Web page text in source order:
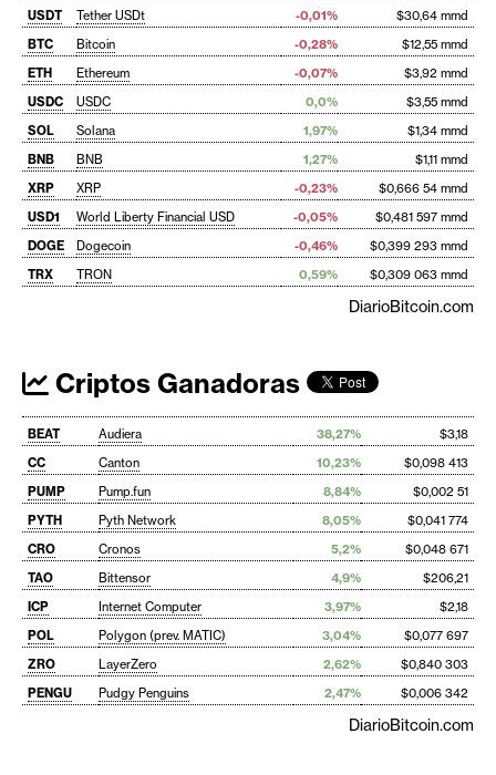
USDT Tether USDt -0,01%
$30,64 mmd
BTC
Bitcoin -0,28%
$12,55 mmd
ETH
Ethereum -0,07%
$3,92 mmd
USDC
USDC 0,0%
$3,55 mmd
SOL
Solana 1,97%
$1,34 mmd
BNB
BNB 1,27%
$1,11 mmd
XRP
XRP -0,23%
$0,666 54 mmd
USD1
World Liberty Financial USD -0,05%
$0,481 597 mmd
DOGE
Dogecoin -0,46%
$0,399 293 mmd
TRX
TRON 0,59% $0,309 063 mmd
DiarioBitcoin.com
Criptos Ganadoras
BEAT Audiera 38,27%
$3,18
CC
Canton 10,23%
$0,098 413
PUMP
Pump.fun 8,84%
$0,002 51
PYTH
Pyth Network 8,05%
$0,041 774
CRO
Cronos 5,2%
$0,048 671
TAO
Bittensor 4,9%
$206,21
ICP
Internet Computer 3,97%
$2,18
POL
Polygon (prev. MATIC) 3,04%
$0,077 697
ZRO
LayerZero 2,62%
$0,840 303
PENGU
Pudgy Penguins 2,47% $0,006 342
DiarioBitcoin.com